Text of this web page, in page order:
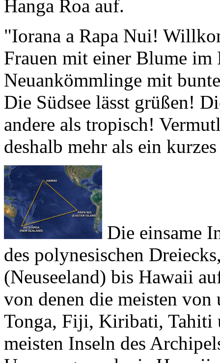
"Iorana a Rapa Nui!
Frauen mit einer Blume im
Neuankömmlinge mit
Die Südsee lässt grüßen!
andere als tropisch!
deshalb mehr als ein
des polynesischen
(Neuseeland) bis Hawaii
von denen die meisten von
Tonga, Fiji, Kiribati, Tahiti
meisten Inseln des
Ursprungs und wie Hawaii
es mit der Tektonik acht